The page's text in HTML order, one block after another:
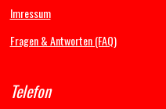
Imressum
Fragen & Antworten (FAQ)
Telefon